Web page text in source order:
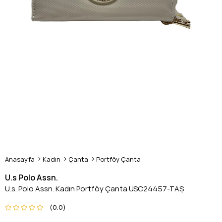
Anasayfa Kadın Çanta Portföy Çanta
U.s Polo Assn.
U.s. Polo Assn. Kadın Portföy Çanta USC24457-TAŞ
0.0